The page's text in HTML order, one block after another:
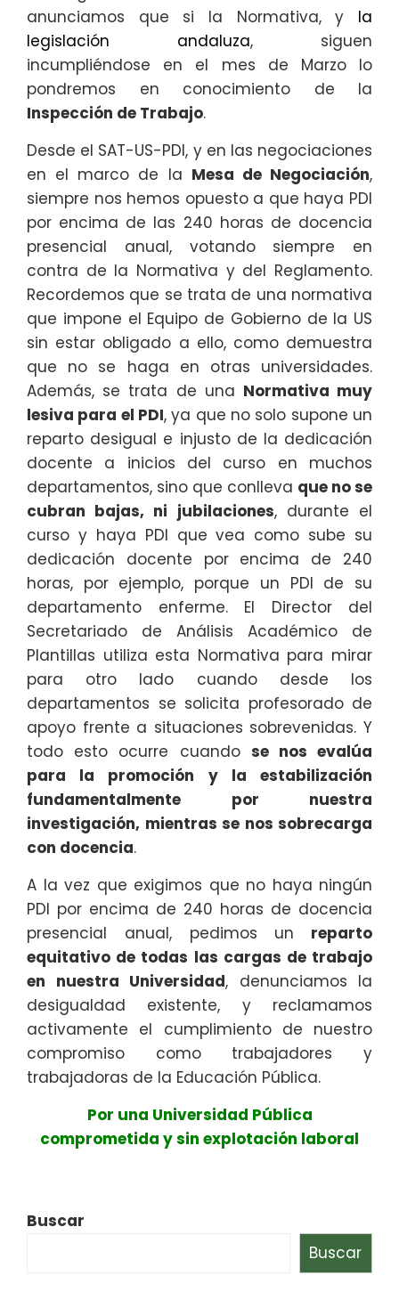
anunciamos que si la Normativa, y la
legislación andaluza, siguen
incumpliéndose en el mes de Marzo lo
pondremos en conocimiento de la
Inspección de Trabajo.
Desde el SAT-US-PDI, y en las negociaciones
en el marco de la Mesa de Negociación,
siempre nos hemos opuesto a que haya PDI
por encima de las 240 horas de docencia
presencial anual, votando siempre en
contra de la Normativa y del Reglamento.
Recordemos que se trata de una normativa
que impone el Equipo de Gobierno de la US
sin estar obligado a ello, como demuestra
que no se haga en otras universidades.
Además, se trata de una Normativa muy
lesiva para el PDI, ya que no solo supone un
reparto desigual e injusto de la dedicación
docente a inicios del curso en muchos
departamentos, sino que conlleva que no se
cubran bajas, ni jubilaciones, durante el
curso y haya PDI que vea como sube su
dedicación docente por encima de 240
horas, por ejemplo, porque un PDI de su
departamento enferme. El Director del
Secretariado de Análisis Académico de
Plantillas utiliza esta Normativa para mirar
para otro lado cuando desde los
departamentos se solicita profesorado de
apoyo frente a situaciones sobrevenidas. Y
todo esto ocurre cuando se nos evalúa
para la promoción y la estabilización
fundamentalmente por nuestra
investigación, mientras se nos sobrecarga
con docencia.
A la vez que exigimos que no haya ningún
PDI por encima de 240 horas de docencia
presencial anual, pedimos un reparto
equitativo de todas las cargas de trabajo
en nuestra Universidad, denunciamos la
desigualdad existente, y reclamamos
activamente el cumplimiento de nuestro
compromiso como trabajadores y
trabajadoras de la Educación Pública.
Por una Universidad Pública
comprometida y sin explotación laboral
Buscar
Buscar